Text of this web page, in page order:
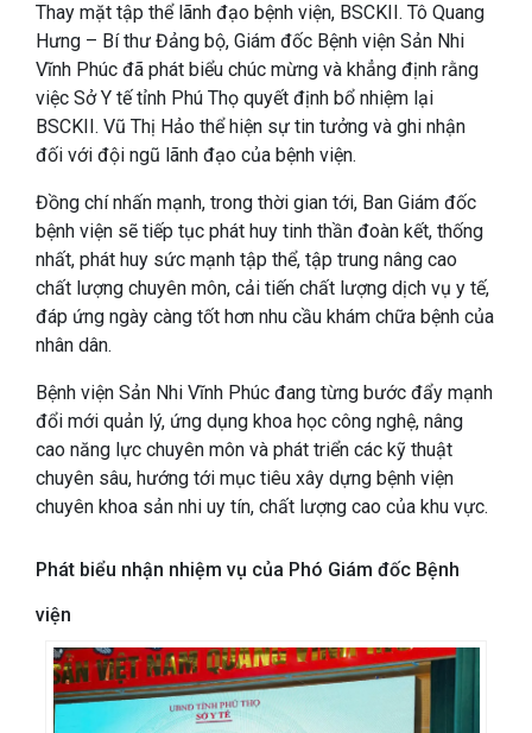
Thay mặt tập thể lãnh đạo bệnh viện, BSCKII. Tô Quang
Hưng – Bí thư Đảng bộ, Giám đốc Bệnh viện Sản Nhi
Vĩnh Phúc đã phát biểu chúc mừng và khẳng định rằng
việc Sở Y tế tỉnh Phú Thọ quyết định bổ nhiệm lại
BSCKII. Vũ Thị Hảo thể hiện sự tin tưởng và ghi nhận
đối với đội ngũ lãnh đạo của bệnh viện.
Đồng chí nhấn mạnh, trong thời gian tới, Ban Giám đốc
bệnh viện sẽ tiếp tục phát huy tinh thần đoàn kết, thống
nhất, phát huy sức mạnh tập thể, tập trung nâng cao
chất lượng chuyên môn, cải tiến chất lượng dịch vụ y tế,
đáp ứng ngày càng tốt hơn nhu cầu khám chữa bệnh của
nhân dân.
Bệnh viện Sản Nhi Vĩnh Phúc đang từng bước đẩy mạnh
đổi mới quản lý, ứng dụng khoa học công nghệ, nâng
cao năng lực chuyên môn và phát triển các kỹ thuật
chuyên sâu, hướng tới mục tiêu xây dựng bệnh viện
chuyên khoa sản nhi uy tín, chất lượng cao của khu vực.
Phát biểu nhận nhiệm vụ của Phó Giám đốc Bệnh
viện